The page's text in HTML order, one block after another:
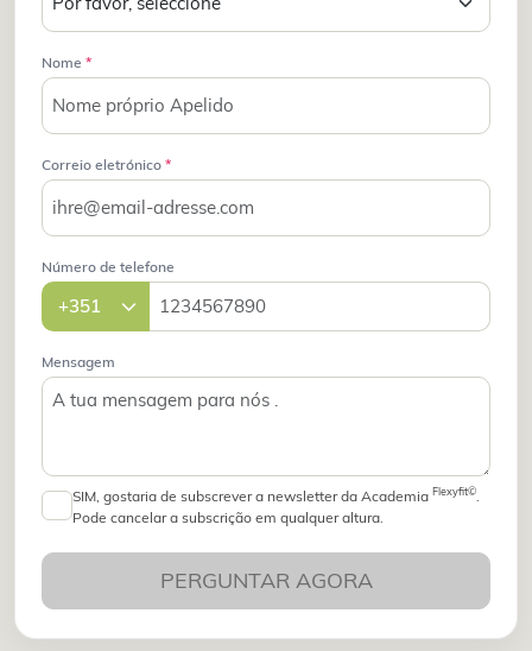
Nome*
Correio eletrónico*
Número de telefone
Mensagem
SIM, gostaria de subscrever a newsletter da Academia Flexyfit©.
Pode cancelar a subscrição em qualquer altura.
PERGUNTAR AGORA